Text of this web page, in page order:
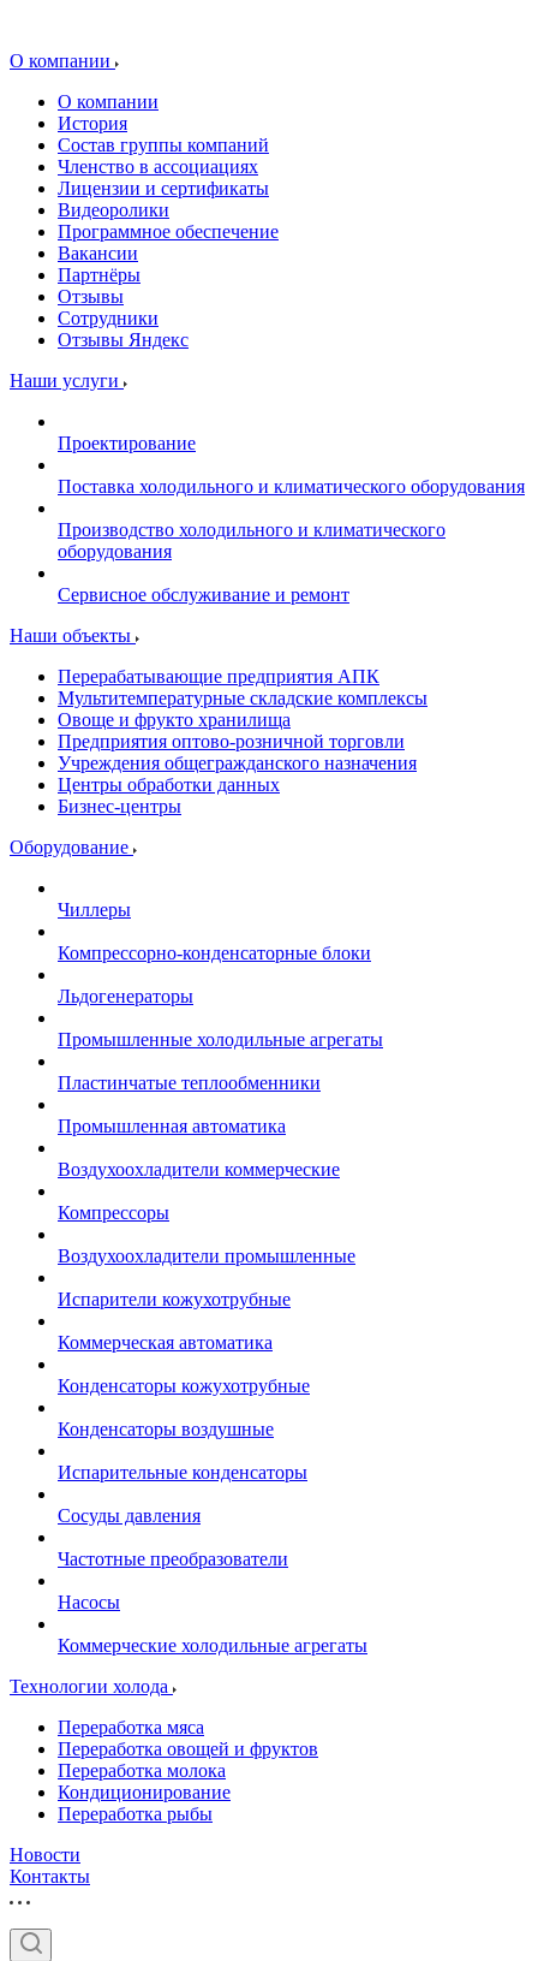
О компании
О компании
История
Состав группы компаний
Членство в ассоциациях
Лицензии и сертификаты
Видеоролики
Программное обеспечение
Вакансии
Партнёры
Отзывы
Сотрудники
Отзывы Яндекс
Наши услуги
Проектирование
Поставка холодильного и климатического оборудования
Производство холодильного и климатического
оборудования
Сервисное обслуживание и ремонт
Наши объекты
Перерабатывающие предприятия АПК
Мультитемпературные складские комплексы
Овоще и фрукто хранилища
Предприятия оптово-розничной торговли
Учреждения общегражданского назначения
Центры обработки данных
Бизнес-центры
Оборудование
Чиллеры
Компрессорно-конденсаторные блоки
Льдогенераторы
Промышленные холодильные агрегаты
Пластинчатые теплообменники
Промышленная автоматика
Воздухоохладители коммерческие
Компрессоры
Воздухоохладители промышленные
Испарители кожухотрубные
Коммерческая автоматика
Конденсаторы кожухотрубные
Конденсаторы воздушные
Испарительные конденсаторы
Сосуды давления
Частотные преобразователи
Насосы
Коммерческие холодильные агрегаты
Технологии холода
Переработка мяса
Переработка овощей и фруктов
Переработка молока
Кондиционирование
Переработка рыбы
Новости
Контакты